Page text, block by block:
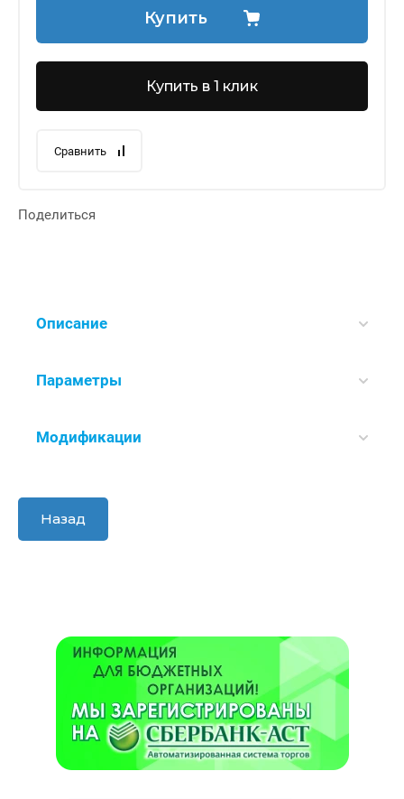
Купить
Купить в 1 клик
Сравнить
Поделиться
Описание
Параметры
Модификации
Назад